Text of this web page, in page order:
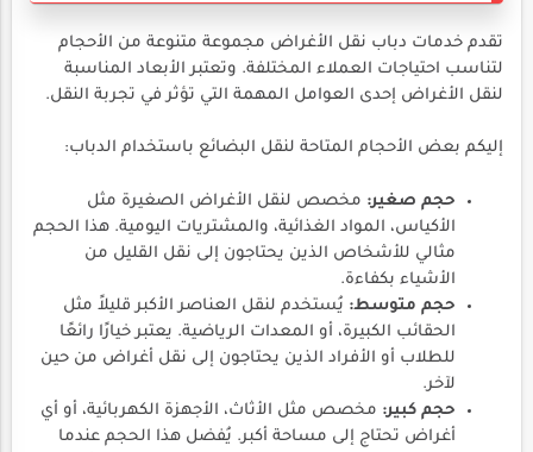
تقدم خدمات دباب نقل الأغراض مجموعة متنوعة من الأحجام
لتناسب احتياجات العملاء المختلفة. وتعتبر الأبعاد المناسبة
لنقل الأغراض إحدى العوامل المهمة التي تؤثر في تجربة النقل.
إليكم بعض الأحجام المتاحة لنقل البضائع باستخدام الدباب:
حجم صغير: مخصص لنقل الأغراض الصغيرة مثل
الأكياس، المواد الغذائية، والمشتريات اليومية. هذا الحجم
مثالي للأشخاص الذين يحتاجون إلى نقل القليل من
الأشياء بكفاءة.
حجم متوسط: يُستخدم لنقل العناصر الأكبر قليلاً مثل
الحقائب الكبيرة، أو المعدات الرياضية. يعتبر خيارًا رائعًا
للطلاب أو الأفراد الذين يحتاجون إلى نقل أغراض من حين
لآخر.
حجم كبير: مخصص مثل الأثاث، الأجهزة الكهربائية، أو أي
أغراض تحتاج إلى مساحة أكبر. يُفضل هذا الحجم عندما